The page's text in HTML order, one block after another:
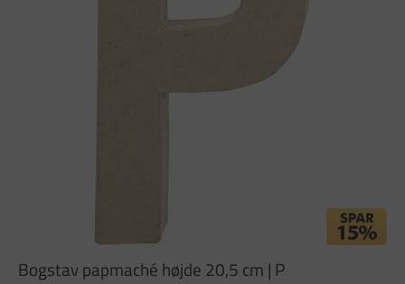
Bogstav papmaché højde 20,5 cm | P